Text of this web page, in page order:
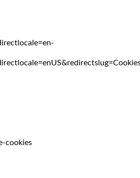
cookies